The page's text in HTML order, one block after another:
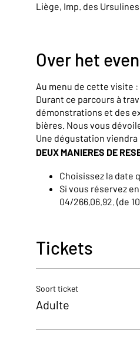
Liège, Imp. des
Over het
Au menu de cette visite :
Durant ce parcours à
démonstrations et des
bières. Nous vous
Une dégustation
DEUX MANIERES DE
Choisissez la date
Si vous réservez
04/266.06.92. (de
Tickets
Soort ticket
Adulte